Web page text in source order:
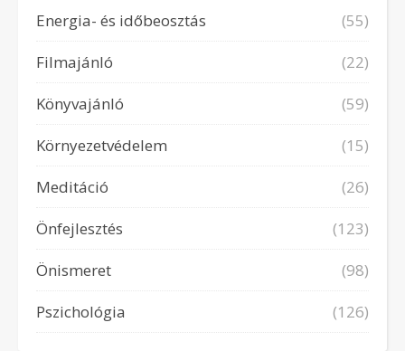
Energia- és időbeosztás
(55)
Filmajánló
(22)
Könyvajánló
(59)
Környezetvédelem
(15)
Meditáció
(26)
Önfejlesztés
(123)
Önismeret
(98)
Pszichológia
(126)